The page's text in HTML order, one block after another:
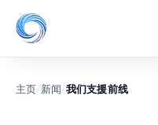
主页/新闻/我们支援前线